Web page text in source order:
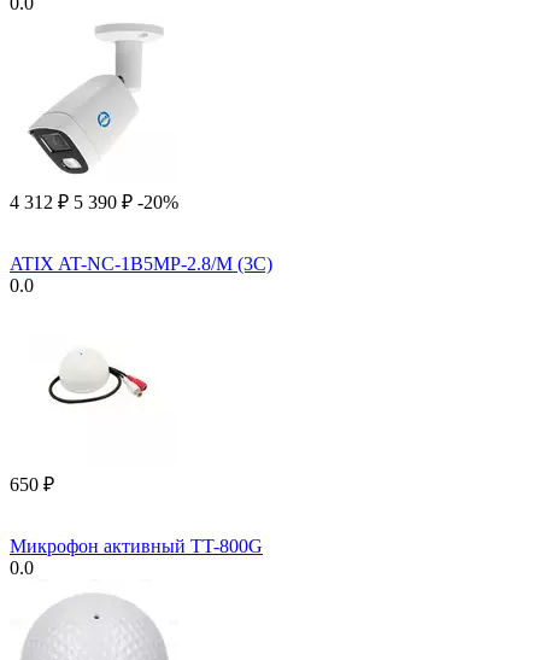
4 312 ₽ 5 390 ₽ -20%
ATIX AT-NC-1B5MP-2.8/M (3C)
0.0
‍650‍ ₽
Микрофон активный TT-800G
0.0